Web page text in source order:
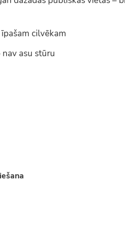
cilvēkam
asu stūru